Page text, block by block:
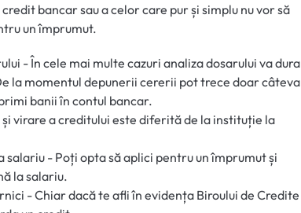
bancar sau a celor care pur și simplu nu vor să
un împrumut.
- În cele mai multe cazuri analiza dosarului va dura
la momentul depunerii cererii pot trece doar câteva
banii în contul bancar.
virare a creditului este diferită de la instituție la
salariu - Poți opta să aplici pentru un împrumut și
la salariu.
- Chiar dacă te afli în evidența Biroului de Credite